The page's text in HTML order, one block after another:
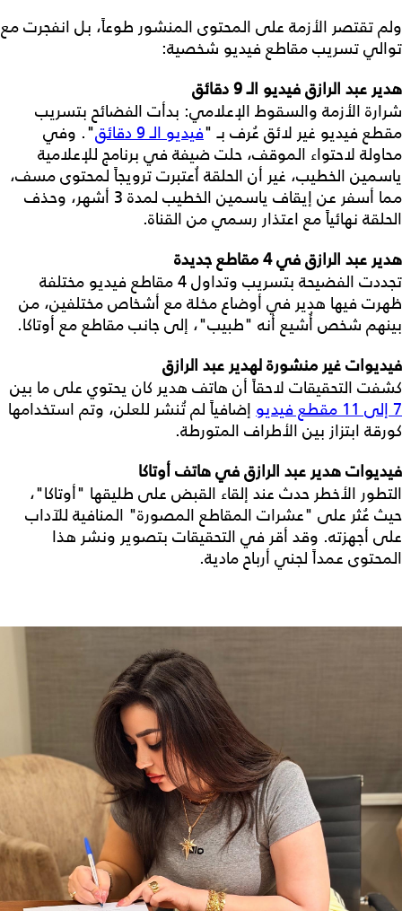
ولم تقتصر الأزمة على المحتوى المنشور طوعاً، بل انفجرت مع
توالي تسريب مقاطع فيديو شخصية:
هدير عبد الرازق فيديو الـ 9 دقائق
شرارة الأزمة والسقوط الإعلامي: بدأت الفضائح بتسريب
مقطع فيديو غير لائق عُرف بـ "فيديو الـ 9 دقائق
". وفي
محاولة لاحتواء الموقف، حلت ضيفة في برنامج للإعلامية
ياسمين الخطيب، غير أن الحلقة اُعتبرت ترويجاً لمحتوى مسف،
مما أسفر عن إيقاف ياسمين الخطيب لمدة 3 أشهر، وحذف
الحلقة نهائياً مع اعتذار رسمي من القناة.
هدير عبد الرازق في 4 مقاطع جديدة
تجددت الفضيحة بتسريب وتداول 4 مقاطع فيديو مختلفة
ظهرت فيها هدير في أوضاع مخلة مع أشخاص مختلفين، من
بينهم شخص أُشيع أنه "طبيب"، إلى جانب مقاطع مع أوتاكا.
فيديوات غير منشورة لهدير عبد الرازق
كشفت التحقيقات لاحقاً أن هاتف هدير كان يحتوي على ما بين
7 إلى 11 مقطع فيديو
إضافياً لم تُنشر للعلن، وتم استخدامها
كورقة ابتزاز بين الأطراف المتورطة.
فيديوات هدير عبد الرازق في هاتف أوتاكا
التطور الأخطر حدث عند إلقاء القبض على طليقها "أوتاكا"،
حيث عُثر على "عشرات المقاطع المصورة" المنافية للآداب
على أجهزته. وقد أقر في التحقيقات بتصوير ونشر هذا
المحتوى عمداً لجني أرباح مادية.